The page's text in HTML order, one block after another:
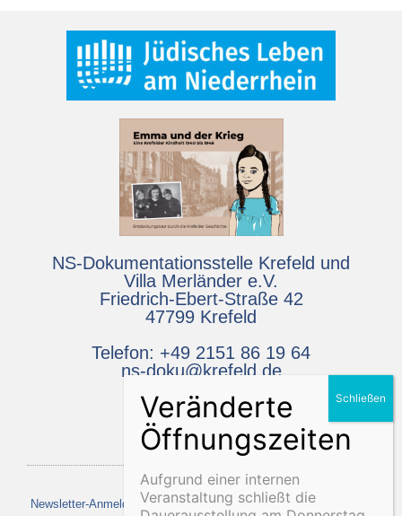
NS-Dokumentationsstelle Krefeld und
Villa Merländer e.V.
Friedrich-Ebert-Straße 42
47799 Krefeld
Telefon: +49 2151 86 19 64
ns-doku@krefeld.de
Newsletter-Anmeldung Projekt MEMOO Media
Aufgrund einer internen
Veranstaltung schließt die